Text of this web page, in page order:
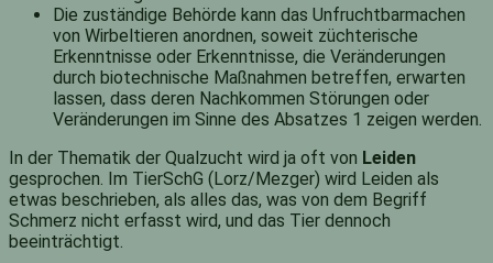
Die zuständige Behörde kann das Unfruchtbarmachen
von Wirbeltieren anordnen, soweit züchterische
Erkenntnisse oder Erkenntnisse, die Veränderungen
durch biotechnische Maßnahmen betreffen, erwarten
lassen, dass deren Nachkommen Störungen oder
Veränderungen im Sinne des Absatzes 1 zeigen werden.
In der Thematik der Qualzucht wird ja oft von Leiden
gesprochen. Im TierSchG (Lorz/Mezger) wird Leiden als
etwas beschrieben, als alles das, was von dem Begriff
Schmerz nicht erfasst wird, und das Tier dennoch
beeinträchtigt.